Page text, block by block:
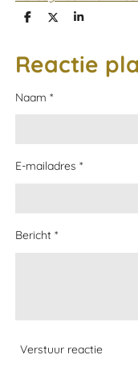
D
e
n
D
S
r
e
Reactie
Naam *
E-mailadres *
Bericht *
Verstuur reactie